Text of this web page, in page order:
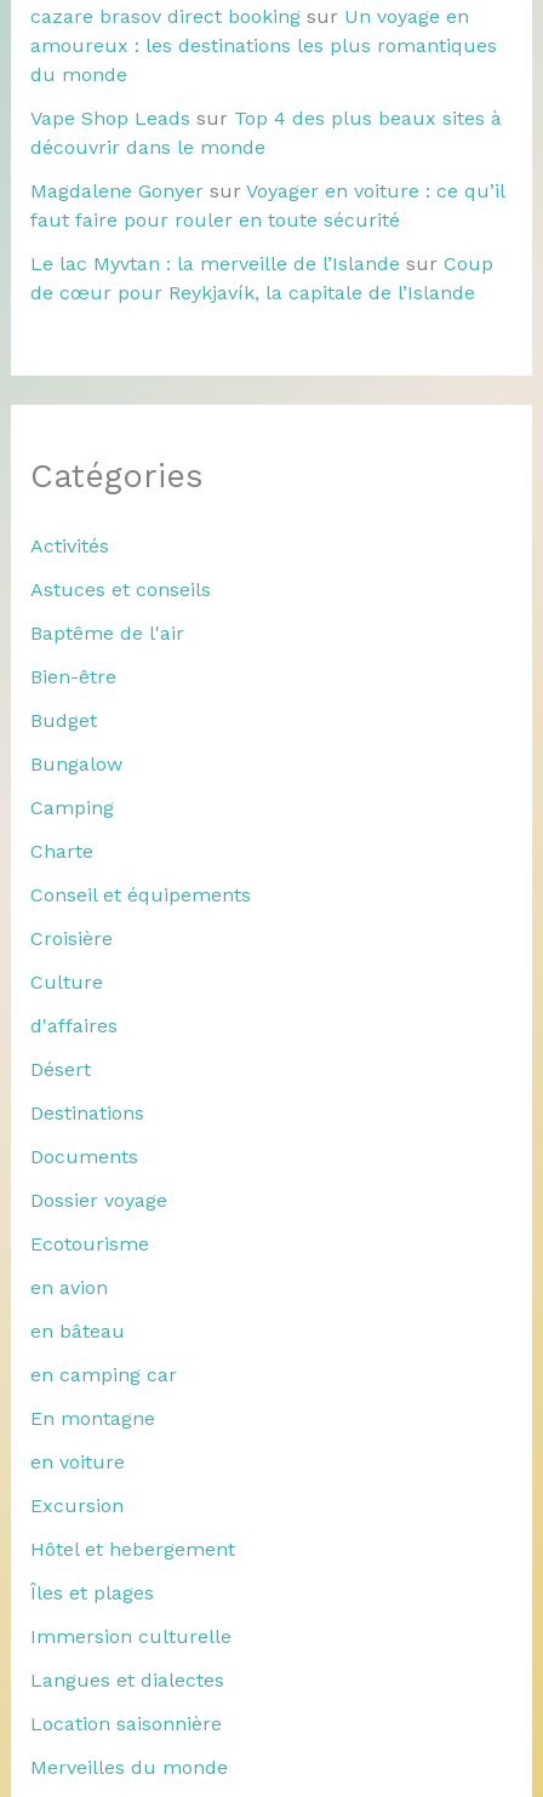
cazare brasov direct bookingsur Un voyage en
amoureux : les destinations les plus romantiques
du monde
Vape Shop Leads sur Top 4 des plus beaux sites à
découvrir dans le monde
Magdalene Gonyersur Voyager en voiture : ce qu’il
faut faire pour rouler en toute sécurité
Le lac Myvtan : la merveille de l’Islande sur Coup
de cœur pour Reykjavík, la capitale de l’Islande
Catégories
Activités
Astuces et conseils
Baptême de l'air
Bien-être
Budget
Bungalow
Camping
Charte
Conseil et équipements
Croisière
Culture
d'affaires
Désert
Destinations
Documents
Dossier voyage
Ecotourisme
en avion
en bâteau
en camping car
En montagne
en voiture
Excursion
Hôtel et hebergement
Îles et plages
Immersion culturelle
Langues et dialectes
Location saisonnière
Merveilles du monde